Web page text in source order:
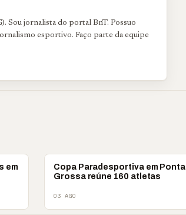
Sou jornalista do portal BnT. Possuo
esportivo. Faço parte da equipe
em
ESPORTES
Copa Paradesportiva em Ponta
Grossa reúne 160 atletas
03 AGO